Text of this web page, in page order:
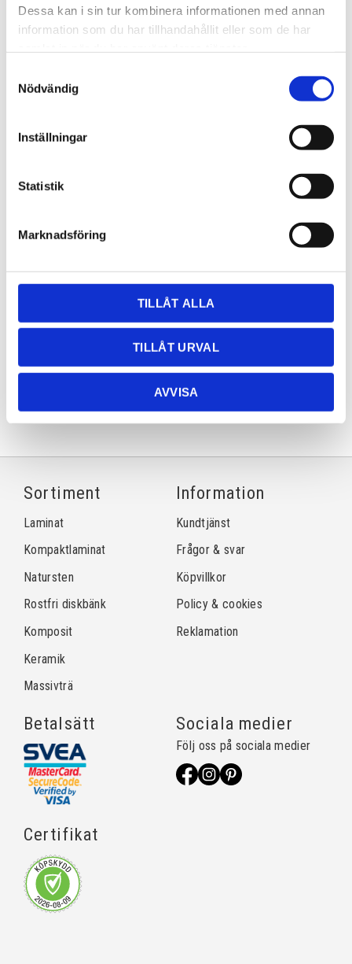
Dessa kan i sin tur kombinera informationen med annan
information som du har tillhandahållit eller som de har
Nödvändig
Inställningar
Statistik
Marknadsföring
TILLÅT ALLA
TILLÅT URVAL
AVVISA
4 875,00
Lagerstatus
Lagervara
Dela med dig
Facebook
TwitterLinkedInPinterest
Sortiment
Laminat
Kompaktlaminat
Natursten
Rostfri diskbänk
Komposit
Keramik
Massivträ
Information
Kundtjänst
Frågor & svar
Köpvillkor
Policy & cookies
Reklamation
Betalsätt
Certifikat
Sociala medier
Följ oss på sociala medier